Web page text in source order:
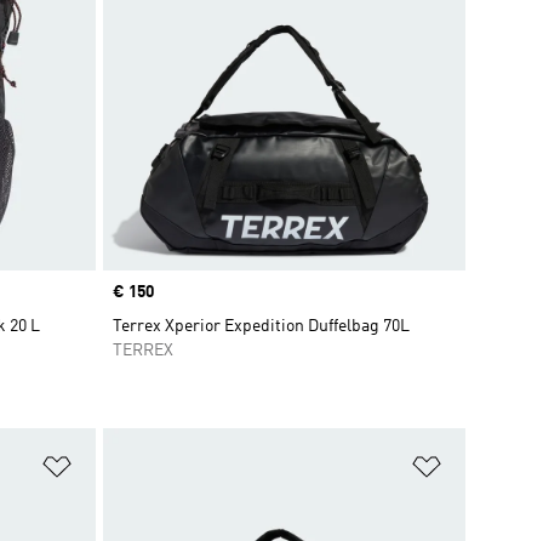
L
Price
€ 150
Terrex Xperior Expedition Duffelbag 70L
TERREX